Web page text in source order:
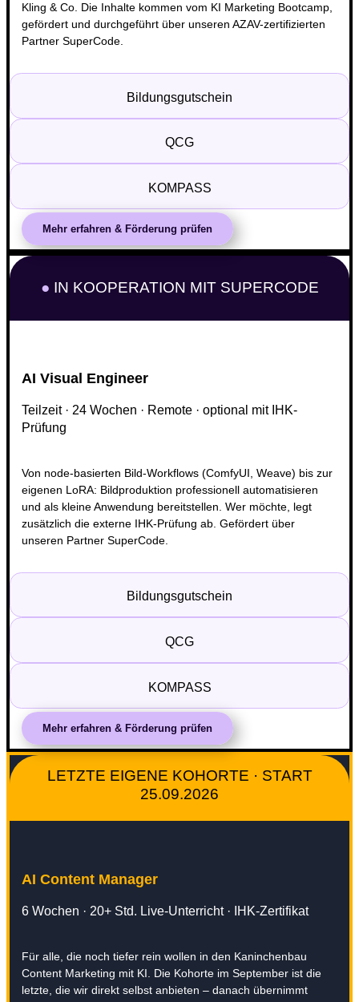
Kling & Co. Die Inhalte kommen vom KI Marketing Bootcamp,
gefördert und durchgeführt über unseren AZAV-zertifizierten
Partner SuperCode.
Bildungsgutschein
QCG
KOMPASS
Mehr erfahren & Förderung prüfen
● IN KOOPERATION MIT SUPERCODE
AI Visual Engineer
Teilzeit · 24 Wochen · Remote · optional mit IHK-
Prüfung
Von node-basierten Bild-Workflows (ComfyUI, Weave) bis zur
eigenen LoRA: Bildproduktion professionell automatisieren
und als kleine Anwendung bereitstellen. Wer möchte, legt
zusätzlich die externe IHK-Prüfung ab. Gefördert über
unseren Partner SuperCode.
Bildungsgutschein
QCG
KOMPASS
Mehr erfahren & Förderung prüfen
LETZTE EIGENE KOHORTE · START
25.09.2026
AI Content Manager
6 Wochen · 20+ Std. Live-Unterricht · IHK-Zertifikat
Für alle, die noch tiefer rein wollen in den Kaninchenbau
Content Marketing mit KI. Die Kohorte im September ist die
letzte, die wir direkt selbst anbieten – danach übernimmt